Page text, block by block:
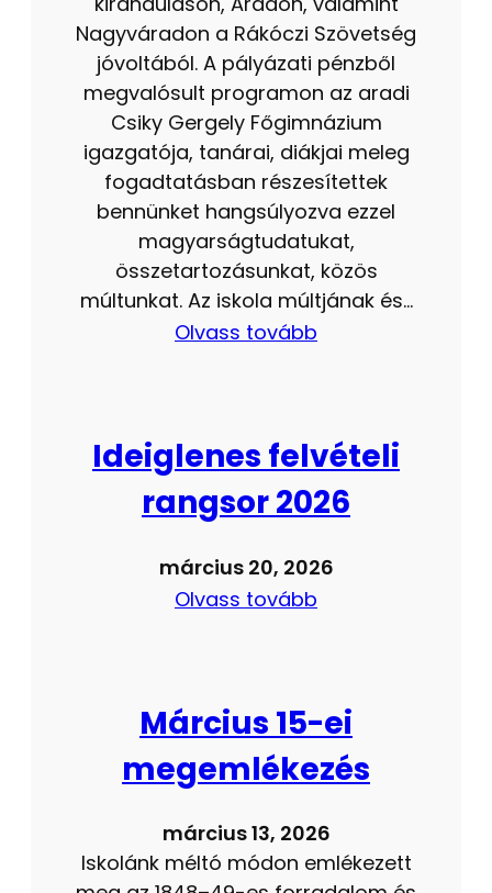
Nagyváradon a Rákóczi Szövetség
jóvoltából. A pályázati pénzből
megvalósult programon az aradi
Csiky Gergely Főgimnázium
igazgatója, tanárai, diákjai meleg
fogadtatásban részesítettek
bennünket hangsúlyozva ezzel
magyarságtudatukat,
összetartozásunkat, közös
múltunkat. Az iskola múltjának és…
Olvass tovább
Ideiglenes felvételi
rangsor 2026
március 20, 2026
Olvass tovább
Március 15-ei
megemlékezés
március 13, 2026
Iskolánk méltó módon emlékezett